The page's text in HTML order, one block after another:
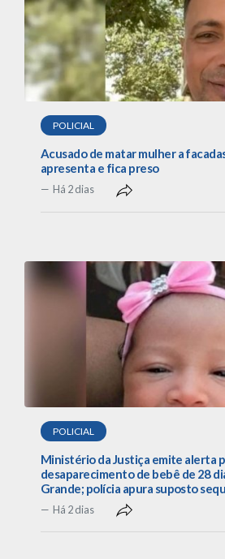
POLICIAL
Acusado de matar mulher a
apresenta e fica preso
Há 2 dias
POLICIAL
Ministério da Justiça emite alerta
desaparecimento de bebê de 28
Grande; polícia apura suposto
Há 2 dias